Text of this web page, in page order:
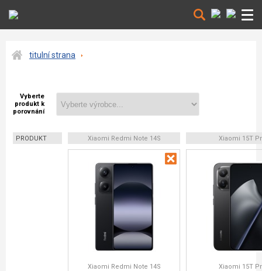
titulní strana
Vyberte
produkt k
porovnání
PRODUKT Xiaomi Redmi Note 14S Xiaomi 15T
Xiaomi Redmi Note 14S Xiaomi 15T